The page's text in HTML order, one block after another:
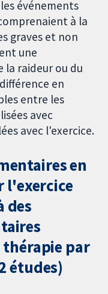
événements
à la
graves et non
une
la raideur ou du
en
entre les
avec
avec l'exercice.
en
l'exercice
des
thérapie par
études)